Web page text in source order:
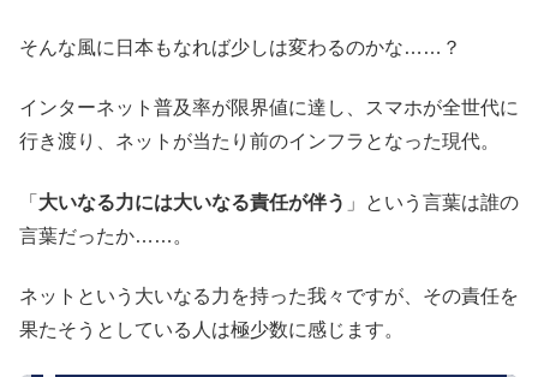
そんな風に日本もなれば少しは変わるのかな……？
インターネット普及率が限界値に達し、スマホが全世代に
行き渡り、ネットが当たり前のインフラとなった現代。
「 大いなる力には大いなる責任が伴う 」という言葉は誰の
言葉だったか……。
ネットという大いなる力を持った我々ですが、その責任を
果たそうとしている人は極少数に感じます。